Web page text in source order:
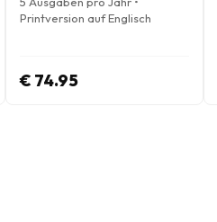
Printversion auf Englisch
€ 74.95